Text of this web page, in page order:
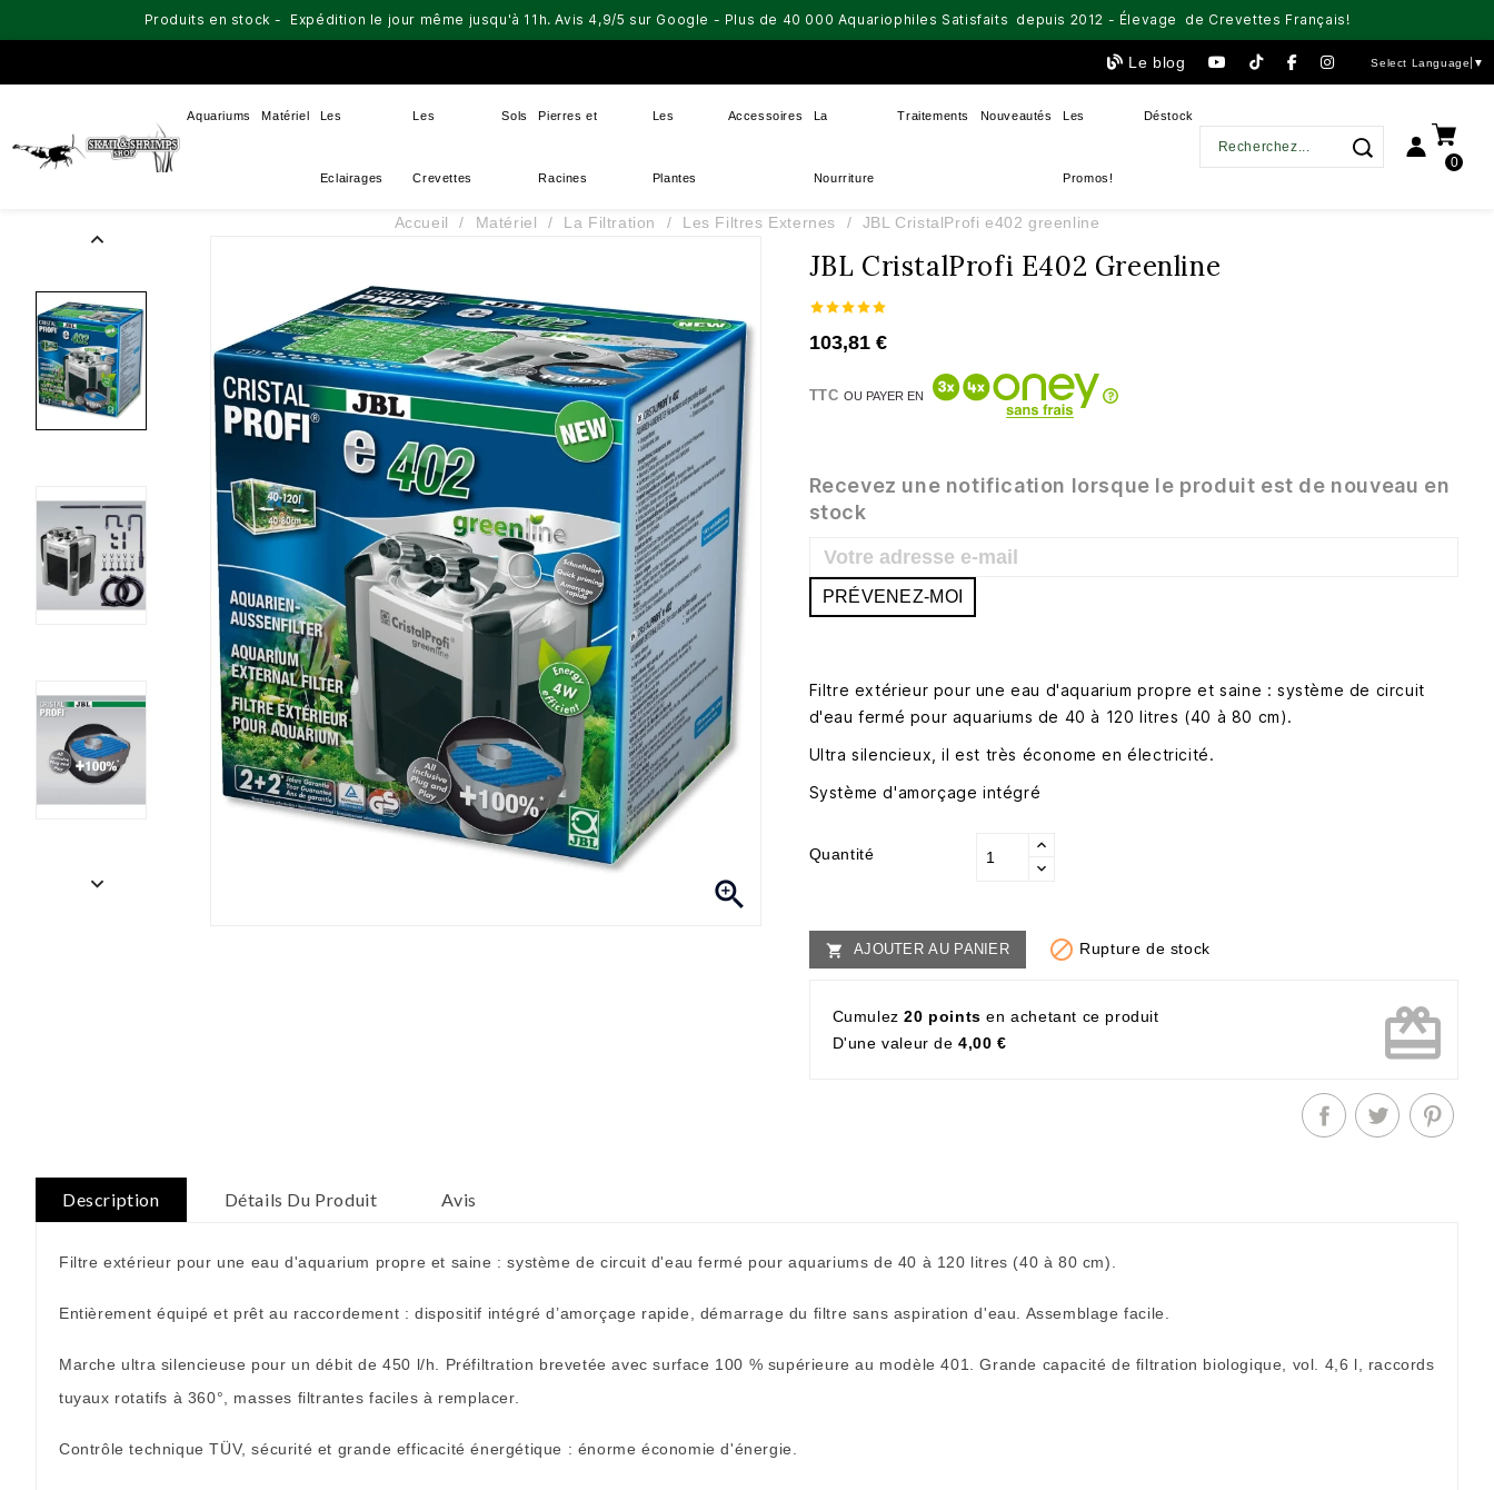
Produits en stock - Expédition le jour même jusqu'à 11h. Avis 4,9/5 sur Google - Plus de 40 000 Aquariophiles Satisfaits depuis 2012 - Élevage de Crevettes Français!
Le blog Select Language ▼
Aquariums Matériel Les
Eclairages
Les
Crevettes
Sols Pierres et
Racines
Les
Plantes
Accessoires La
Nourriture
Traitements Nouveautés Les
Promos!
Déstock
0
Accueil Matériel La Filtration Les Filtres Externes JBL CristalProfi e402 greenline

JBL CristalProfi E402 Greenline
103,81 €
TTCOU PAYER EN
Recevez une notification lorsque le produit est de nouveau en
stock
PRÉVENEZ-MOI
Filtre extérieur pour une eau d'aquarium propre et saine : système de circuit
d'eau fermé pour aquariums de 40 à 120 litres (40 à 80 cm).
Ultra silencieux, il est très économe en électricité.
Système d'amorçage intégré
Quantité
 AJOUTER AU PANIER  Rupture de stock
Cumulez20 points en achetant ce produit
D'une valeur de4,00 € card_giftcard
Description Détails Du Produit Avis
Filtre extérieur pour une eau d'aquarium propre et saine : système de circuit d'eau fermé pour aquariums de 40 à 120 litres (40 à 80 cm).
Entièrement équipé et prêt au raccordement : dispositif intégré d’amorçage rapide, démarrage du filtre sans aspiration d'eau. Assemblage facile.
Marche ultra silencieuse pour un débit de 450 l/h. Préfiltration brevetée avec surface 100 % supérieure au modèle 401. Grande capacité de filtration biologique, vol. 4,6 l, raccords
tuyaux rotatifs à 360°, masses filtrantes faciles à remplacer.
Contrôle technique TÜV, sécurité et grande efficacité énergétique : énorme économie d'énergie.